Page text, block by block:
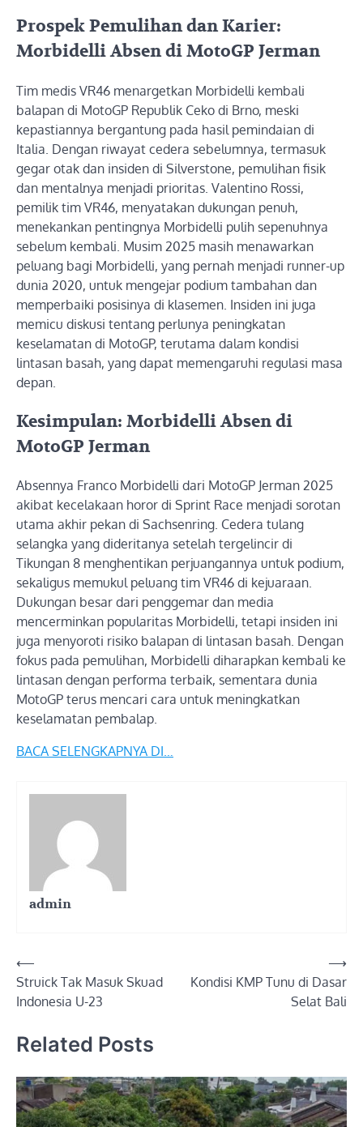
Prospek Pemulihan dan Karier:
Morbidelli Absen di MotoGP Jerman
Tim medis VR46 menargetkan Morbidelli kembali
balapan di MotoGP Republik Ceko di Brno, meski
kepastiannya bergantung pada hasil pemindaian di
Italia. Dengan riwayat cedera sebelumnya, termasuk
gegar otak dan insiden di Silverstone, pemulihan fisik
dan mentalnya menjadi prioritas. Valentino Rossi,
pemilik tim VR46, menyatakan dukungan penuh,
menekankan pentingnya Morbidelli pulih sepenuhnya
sebelum kembali. Musim 2025 masih menawarkan
peluang bagi Morbidelli, yang pernah menjadi runner-up
dunia 2020, untuk mengejar podium tambahan dan
memperbaiki posisinya di klasemen. Insiden ini juga
memicu diskusi tentang perlunya peningkatan
keselamatan di MotoGP, terutama dalam kondisi
lintasan basah, yang dapat memengaruhi regulasi masa
depan.
Kesimpulan: Morbidelli Absen di
MotoGP Jerman
Absennya Franco Morbidelli dari MotoGP Jerman 2025
akibat kecelakaan horor di Sprint Race menjadi sorotan
utama akhir pekan di Sachsenring. Cedera tulang
selangka yang dideritanya setelah tergelincir di
Tikungan 8 menghentikan perjuangannya untuk podium,
sekaligus memukul peluang tim VR46 di kejuaraan.
Dukungan besar dari penggemar dan media
mencerminkan popularitas Morbidelli, tetapi insiden ini
juga menyoroti risiko balapan di lintasan basah. Dengan
fokus pada pemulihan, Morbidelli diharapkan kembali ke
lintasan dengan performa terbaik, sementara dunia
MotoGP terus mencari cara untuk meningkatkan
keselamatan pembalap.
BACA SELENGKAPNYA DI…
admin
Post
navigation
⟵
Struick Tak Masuk Skuad
Indonesia U-23
Kondisi KMP Tunu di Dasar
Selat Bali
⟶
Related Posts